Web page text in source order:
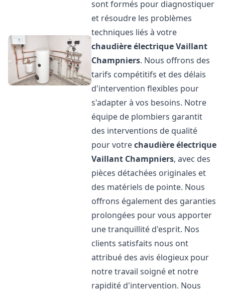
sont formés pour diagnostiquer
et résoudre les problèmes
techniques liés à votre
chaudière électrique Vaillant
Champniers. Nous offrons des
tarifs compétitifs et des délais
d'intervention flexibles pour
s'adapter à vos besoins. Notre
équipe de plombiers garantit
des interventions de qualité
pour votrechaudière électrique
Vaillant Champniers, avec des
pièces détachées originales et
des matériels de pointe. Nous
offrons également des garanties
prolongées pour vous apporter
une tranquillité d'esprit. Nos
clients satisfaits nous ont
attribué des avis élogieux pour
notre travail soigné et notre
rapidité d'intervention. Nous